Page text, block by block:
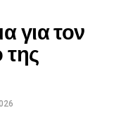
για τον